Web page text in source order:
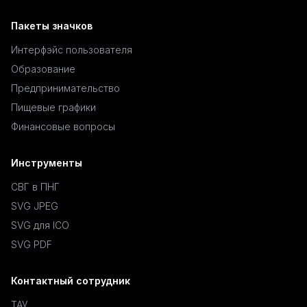
Пакеты значков
Интерфэйс пользователя
Образование
Предпринимательство
Пищевые графики
Финансовые вопросы
Инструменты
СВГ в ПНГ
SVG JPEG
SVG для ICO
SVG PDF
Контактный сотрудник
ТАУ